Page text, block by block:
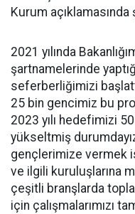
Kurum
2021 yılında
şartnamelerinde
seferberliğimizi
25 bin gencimiz bu
2023 yılı hedefimizi
yükseltmiş
gençlerimize vermek
ve ilgili kuruluşlarına
çeşitli branşlarda
için çalışmalarımızı